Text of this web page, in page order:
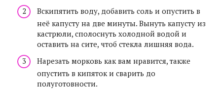
Вскипятить воду, добавить соль и опустить в
неё капусту на две минуты. Вынуть капусту из
кастрюли, сполоснуть холодной водой и
оставить на сите, чтоб стекла лишняя вода.
Нарезать морковь как вам нравится, также
опустить в кипяток и сварить до
полуготовности.